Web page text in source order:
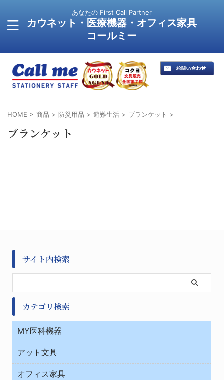
あなたの First Call Partner
カウネット・医療機器・オフィス家具
コールミー
HOME > 商品 > 防災用品 > 避難生活 > ブランケット >
ブランケット
サイト内検索
カテゴリ検索
MY医科機器
診察・診断
与薬・調剤薬局
アット文具
ＯＡ・パソコン用品
オフィス家具